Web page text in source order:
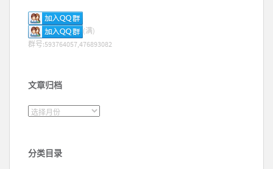
(满)
群号:593764057,476893082
文章归档
文章归档
分类目录